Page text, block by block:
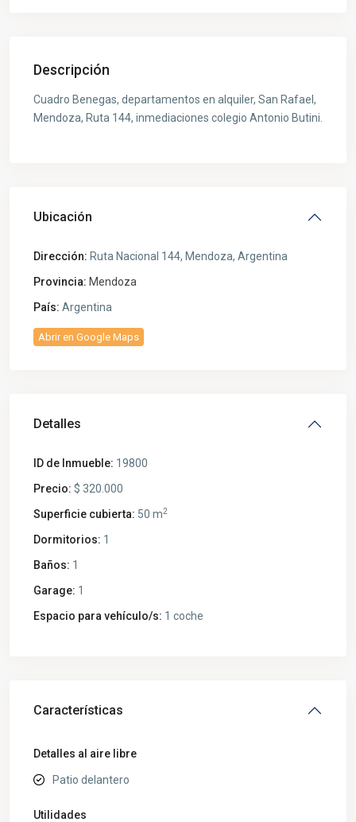
Descripción
Cuadro Benegas, departamentos en alquiler, San Rafael,
Mendoza, Ruta 144, inmediaciones colegio Antonio Butini.
Ubicación
Dirección: Ruta Nacional 144, Mendoza, Argentina
Provincia: Mendoza
País: Argentina
Abrir en Google Maps
Detalles
ID de Inmueble: 19800
Precio: $ 320.000
Superficie cubierta: 50 m2
Dormitorios: 1
Baños: 1
Garage: 1
Espacio para vehículo/s: 1 coche
Características
Detalles al aire libre
Patio delantero
Utilidades